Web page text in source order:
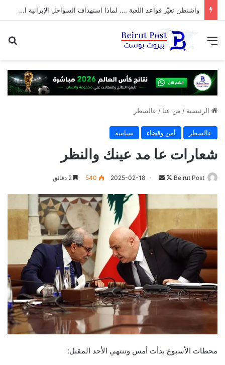
واشنطن تغيّر قواعد اللعبة …. لماذا استهداف السواحل الإيرانية الآن؟
القائمة
الرئيسية / من عنا / عالسطر
عالسطر أمن وقضاء سياسة
شعارات عا مد عينك والنظر
Beirut Post
تابعأرسل
إلكترونيا
2025-02-18
540
محطات الأسبوع بدأت أمس وتنتهي الأحد المقبل: